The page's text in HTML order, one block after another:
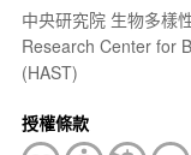
中央研究院 生物多樣
Research Center for
(HAST)
授權條款